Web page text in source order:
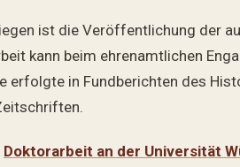
ist die Veröffentlichung der
kann beim ehrenamtlichen
erfolgte in Fundberichten des
Doktorarbeit an der Universität